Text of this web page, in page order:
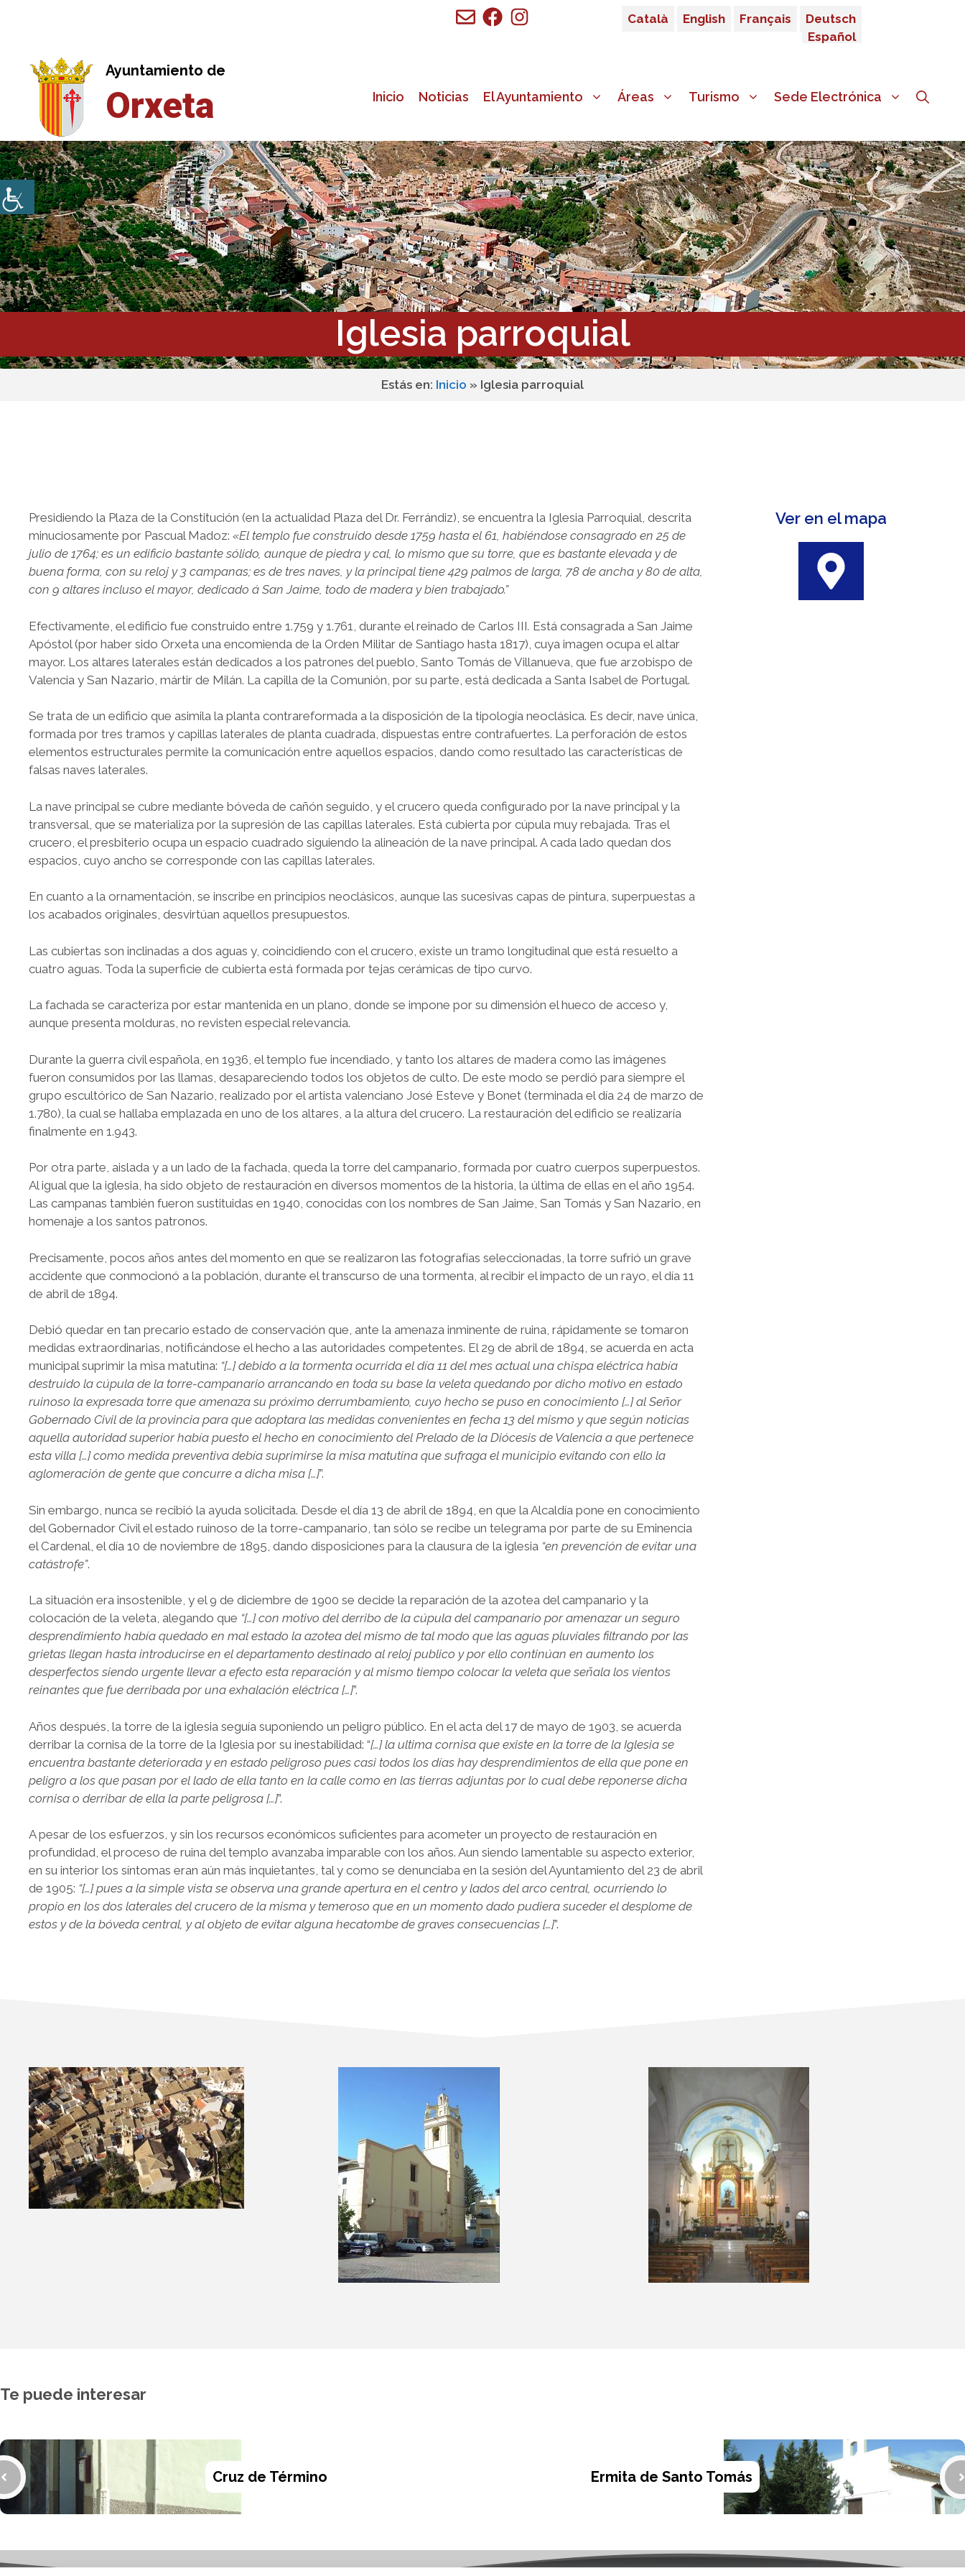
Català English Français
Deutsch
Español
Ayuntamiento de
Orxeta Inicio Noticias El Ayuntamiento Áreas Turismo Sede Electrónica
Iglesia parroquial
Estás en: Inicio » Iglesia parroquial
Presidiendo la Plaza de la Constitución (en la actualidad Plaza del Dr. Ferrándiz), se encuentra la Iglesia Parroquial, descrita
minuciosamente por Pascual Madoz: «El templo fue construido desde 1759 hasta el 61, habiéndose consagrado en 25 de
julio de 1764; es un edificio bastante sólido, aunque de piedra y cal, lo mismo que su torre, que es bastante elevada y de
buena forma, con su reloj y 3 campanas; es de tres naves, y la principal tiene 429 palmos de larga, 78 de ancha y 80 de alta,
con 9 altares incluso el mayor, dedicado á San Jaime, todo de madera y bien trabajado.”
Efectivamente, el edificio fue construido entre 1.759 y 1.761, durante el reinado de Carlos III. Está consagrada a San Jaime
Apóstol (por haber sido Orxeta una encomienda de la Orden Militar de Santiago hasta 1817), cuya imagen ocupa el altar
mayor. Los altares laterales están dedicados a los patrones del pueblo, Santo Tomás de Villanueva, que fue arzobispo de
Valencia y San Nazario, mártir de Milán. La capilla de la Comunión, por su parte, está dedicada a Santa Isabel de Portugal.
Se trata de un edificio que asimila la planta contrareformada a la disposición de la tipología neoclásica. Es decir, nave única,
formada por tres tramos y capillas laterales de planta cuadrada, dispuestas entre contrafuertes. La perforación de estos
elementos estructurales permite la comunicación entre aquellos espacios, dando como resultado las características de
falsas naves laterales.
La nave principal se cubre mediante bóveda de cañón seguido, y el crucero queda configurado por la nave principal y la
transversal, que se materializa por la supresión de las capillas laterales. Está cubierta por cúpula muy rebajada. Tras el
crucero, el presbiterio ocupa un espacio cuadrado siguiendo la alineación de la nave principal. A cada lado quedan dos
espacios, cuyo ancho se corresponde con las capillas laterales.
En cuanto a la ornamentación, se inscribe en principios neoclásicos, aunque las sucesivas capas de pintura, superpuestas a
los acabados originales, desvirtúan aquellos presupuestos.
Las cubiertas son inclinadas a dos aguas y, coincidiendo con el crucero, existe un tramo longitudinal que está resuelto a
cuatro aguas. Toda la superficie de cubierta está formada por tejas cerámicas de tipo curvo.
La fachada se caracteriza por estar mantenida en un plano, donde se impone por su dimensión el hueco de acceso y,
aunque presenta molduras, no revisten especial relevancia.
Durante la guerra civil española, en 1936, el templo fue incendiado, y tanto los altares de madera como las imágenes
fueron consumidos por las llamas, desapareciendo todos los objetos de culto. De este modo se perdió para siempre el
grupo escultórico de San Nazario, realizado por el artista valenciano José Esteve y Bonet (terminada el día 24 de marzo de
1.780), la cual se hallaba emplazada en uno de los altares, a la altura del crucero. La restauración del edificio se realizaría
finalmente en 1.943.
Por otra parte, aislada y a un lado de la fachada, queda la torre del campanario, formada por cuatro cuerpos superpuestos.
Al igual que la iglesia, ha sido objeto de restauración en diversos momentos de la historia, la última de ellas en el año 1954.
Las campanas también fueron sustituidas en 1940, conocidas con los nombres de San Jaime, San Tomás y San Nazario, en
homenaje a los santos patronos.
Precisamente, pocos años antes del momento en que se realizaron las fotografías seleccionadas, la torre sufrió un grave
accidente que conmocionó a la población, durante el transcurso de una tormenta, al recibir el impacto de un rayo, el día 11
de abril de 1894.
Debió quedar en tan precario estado de conservación que, ante la amenaza inminente de ruina, rápidamente se tomaron
medidas extraordinarias, notificándose el hecho a las autoridades competentes. El 29 de abril de 1894, se acuerda en acta
municipal suprimir la misa matutina: “[…] debido a la tormenta ocurrida el día 11 del mes actual una chispa eléctrica había
destruido la cúpula de la torre-campanario arrancando en toda su base la veleta quedando por dicho motivo en estado
ruinoso la expresada torre que amenaza su próximo derrumbamiento, cuyo hecho se puso en conocimiento […] al Señor
Gobernado Civil de la provincia para que adoptara las medidas convenientes en fecha 13 del mismo y que según noticias
aquella autoridad superior había puesto el hecho en conocimiento del Prelado de la Diócesis de Valencia a que pertenece
esta villa […] como medida preventiva debía suprimirse la misa matutina que sufraga el municipio evitando con ello la
aglomeración de gente que concurre a dicha misa […]”.
Sin embargo, nunca se recibió la ayuda solicitada. Desde el día 13 de abril de 1894, en que la Alcaldía pone en conocimiento
del Gobernador Civil el estado ruinoso de la torre-campanario, tan sólo se recibe un telegrama por parte de su Eminencia
el Cardenal, el día 10 de noviembre de 1895, dando disposiciones para la clausura de la iglesia “en prevención de evitar una
catástrofe”.
La situación era insostenible, y el 9 de diciembre de 1900 se decide la reparación de la azotea del campanario y la
colocación de la veleta, alegando que “[…] con motivo del derribo de la cúpula del campanario por amenazar un seguro
desprendimiento había quedado en mal estado la azotea del mismo de tal modo que las aguas pluviales filtrando por las
grietas llegan hasta introducirse en el departamento destinado al reloj publico y por ello continúan en aumento los
desperfectos siendo urgente llevar a efecto esta reparación y al mismo tiempo colocar la veleta que señala los vientos
reinantes que fue derribada por una exhalación eléctrica […]”.
Años después, la torre de la iglesia seguía suponiendo un peligro público. En el acta del 17 de mayo de 1903, se acuerda
derribar la cornisa de la torre de la Iglesia por su inestabilidad: “[…] la ultima cornisa que existe en la torre de la Iglesia se
encuentra bastante deteriorada y en estado peligroso pues casi todos los días hay desprendimientos de ella que pone en
peligro a los que pasan por el lado de ella tanto en la calle como en las tierras adjuntas por lo cual debe reponerse dicha
cornisa o derribar de ella la parte peligrosa […]”.
A pesar de los esfuerzos, y sin los recursos económicos suficientes para acometer un proyecto de restauración en
profundidad, el proceso de ruina del templo avanzaba imparable con los años. Aun siendo lamentable su aspecto exterior,
en su interior los síntomas eran aún más inquietantes, tal y como se denunciaba en la sesión del Ayuntamiento del 23 de abril
de 1905: “[…] pues a la simple vista se observa una grande apertura en el centro y lados del arco central, ocurriendo lo
propio en los dos laterales del crucero de la misma y temeroso que en un momento dado pudiera suceder el desplome de
estos y de la bóveda central, y al objeto de evitar alguna hecatombe de graves consecuencias […]”.
Ver en el mapa
Te puede interesar
Cruz de Término Ermita de Santo Tomás